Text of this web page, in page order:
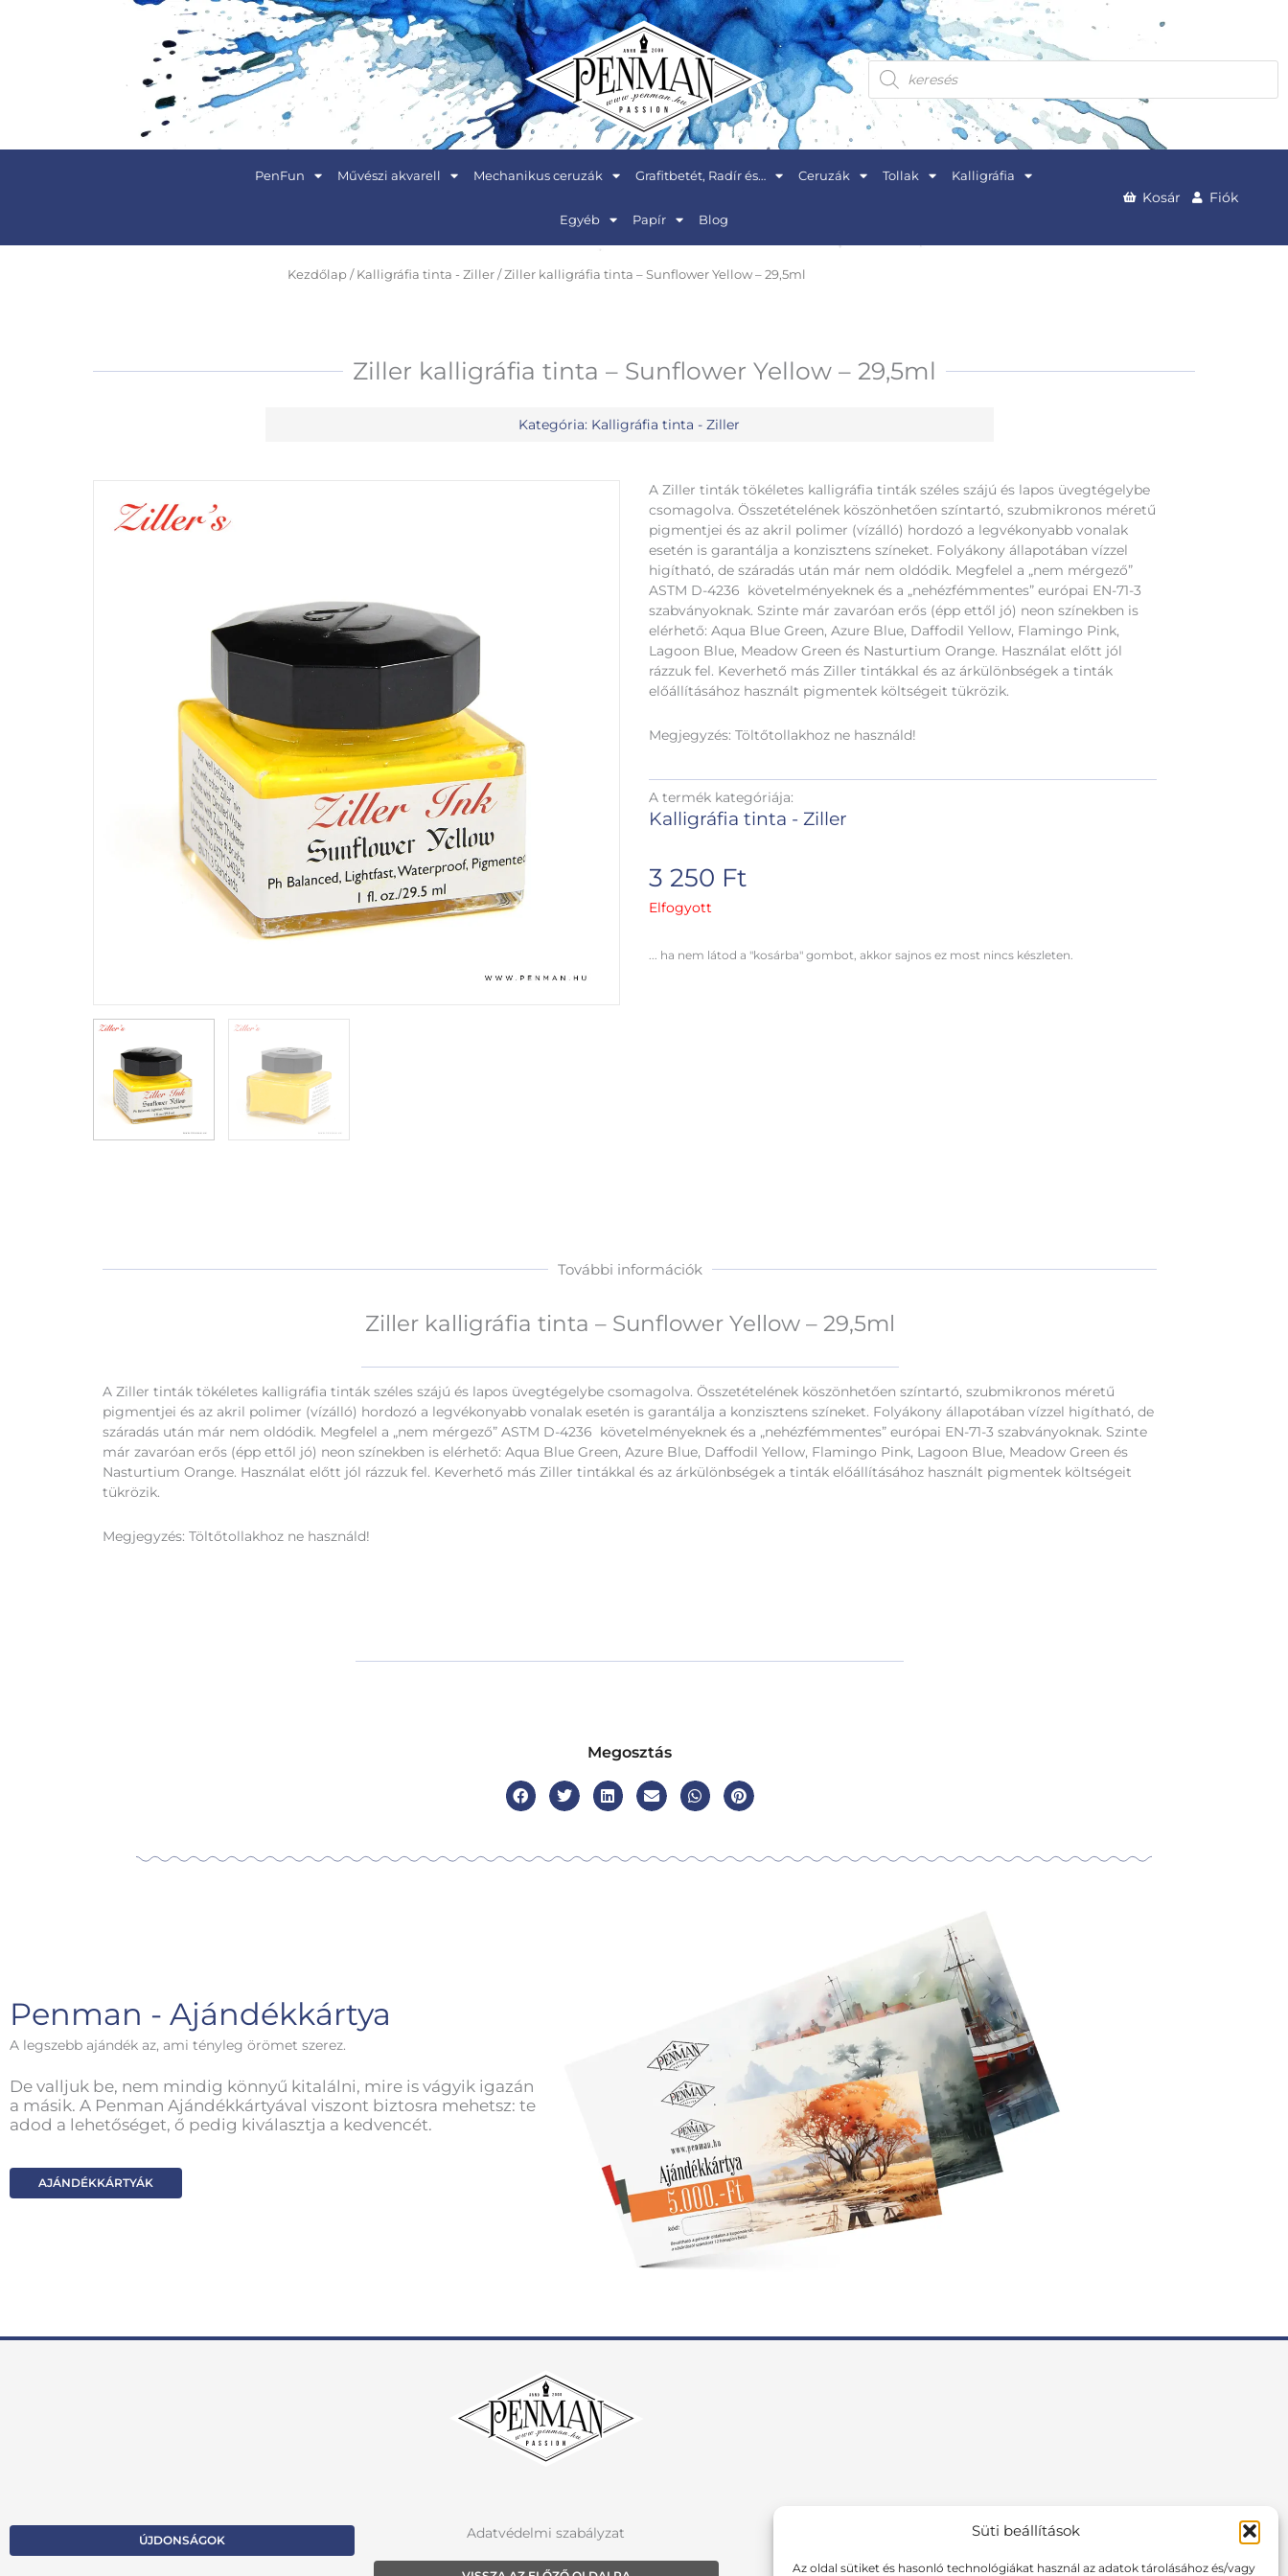
Süti beállítások
Az oldal sütiket és hasonló technológiákat használ az adatok tárolásához és/vagy
Products
search
PenFun Művészi akvarell Mechanikus ceruzák Grafitbetét, Radír és… Ceruzák Tollak Kalligráfia
Egyéb Papír Blog
Kosár Fiók
Kezdőlap/ Kalligráfia tinta - Ziller/ Ziller kalligráfia tinta – Sunflower Yellow – 29,5ml
Ziller kalligráfia tinta – Sunflower Yellow – 29,5ml
Kategória: Kalligráfia tinta - Ziller
A Ziller tinták tökéletes kalligráfia tinták széles szájú és lapos üvegtégelybe
csomagolva. Összetételének köszönhetően színtartó, szubmikronos méretű
pigmentjei és az akril polimer (vízálló) hordozó a legvékonyabb vonalak
esetén is garantálja a konzisztens színeket. Folyákony állapotában vízzel
higítható, de száradás után már nem oldódik. Megfelel a „nem mérgező”
ASTM D-4236 követelményeknek és a „nehézfémmentes” európai EN-71-3
szabványoknak. Szinte már zavaróan erős (épp ettől jó) neon színekben is
elérhető: Aqua Blue Green, Azure Blue, Daffodil Yellow, Flamingo Pink,
Lagoon Blue, Meadow Green és Nasturtium Orange. Használat előtt jól
rázzuk fel. Keverhető más Ziller tintákkal és az árkülönbségek a tinták
előállításához használt pigmentek költségeit tükrözik.
Megjegyzés: Töltőtollakhoz ne használd!
A termék kategóriája:
Kalligráfia tinta - Ziller
3 250 Ft
Elfogyott
... ha nem látod a "kosárba" gombot, akkor sajnos ez most nincs készleten.
További információk
Ziller kalligráfia tinta – Sunflower Yellow – 29,5ml
A Ziller tinták tökéletes kalligráfia tinták széles szájú és lapos üvegtégelybe csomagolva. Összetételének köszönhetően színtartó, szubmikronos méretű
pigmentjei és az akril polimer (vízálló) hordozó a legvékonyabb vonalak esetén is garantálja a konzisztens színeket. Folyákony állapotában vízzel higítható, de
száradás után már nem oldódik. Megfelel a „nem mérgező” ASTM D-4236 követelményeknek és a „nehézfémmentes” európai EN-71-3 szabványoknak. Szinte
már zavaróan erős (épp ettől jó) neon színekben is elérhető: Aqua Blue Green, Azure Blue, Daffodil Yellow, Flamingo Pink, Lagoon Blue, Meadow Green és
Nasturtium Orange. Használat előtt jól rázzuk fel. Keverhető más Ziller tintákkal és az árkülönbségek a tinták előállításához használt pigmentek költségeit
tükrözik.
Megjegyzés: Töltőtollakhoz ne használd!
Megosztás
Penman - Ajándékkártya
A legszebb ajándék az, ami tényleg örömet szerez.
De valljuk be, nem mindig könnyű kitalálni, mire is vágyik igazán
a másik. A Penman Ajándékkártyával viszont biztosra mehetsz: te
adod a lehetőséget, ő pedig kiválasztja a kedvencét.
AJÁNDÉKKÁRTYÁK
ÚJDONSÁGOK Adatvédelmi szabályzat
P